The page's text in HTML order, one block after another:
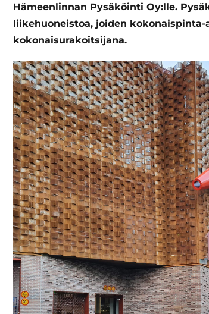
Hämeenlinnan Pysäköinti Oy:lle.
liikehuoneistoa, joiden kokonaispinta-
kokonaisurakoitsijana.